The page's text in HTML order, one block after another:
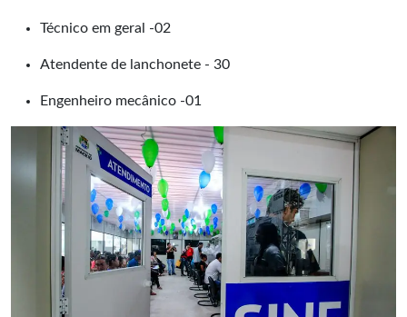
Técnico em geral -02
Atendente de lanchonete - 30
Engenheiro mecânico -01